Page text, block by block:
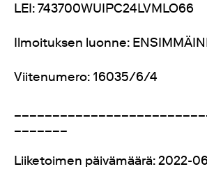
LEI: 743700WUIPC24LVMLO66
Ilmoituksen luonne:
Viitenumero: 16035/6/4
Liiketoimen päivämäärä: 2022-